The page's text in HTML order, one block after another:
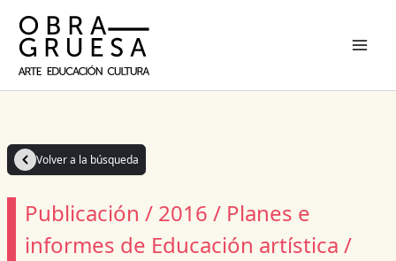
contenido
Volver a la búsqueda
Publicación / 2016 / Planes e
informes de Educación artística /